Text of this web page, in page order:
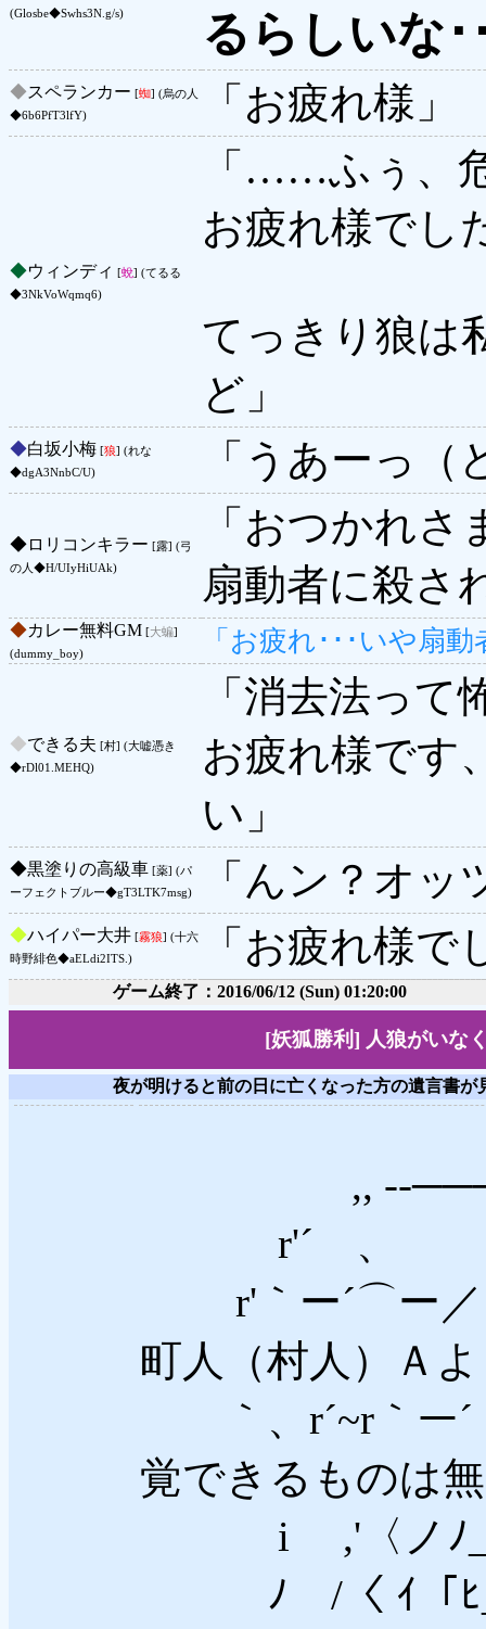
(Glosbe◆Swhs3N.g/s)
るらしいな
◆スペランカー [蜘] (烏の人
◆6b6PfT3lfY)
「お疲れ様」
◆ウィンディ [蛻] (てるる
◆3NkVoWqmq6)
「……ふぅ、
お疲れ様でし
てっきり狼は
ど」
◆白坂小梅 [狼] (れな
◆dgA3NnbC/U)
「うあーっ（
◆ロリコンキラー [露] (弓
の人◆H/UIyHiUAk)
「おつかれさ
扇動者に殺さ
◆カレー無料GM [大蝙]
(dummy_boy)
「お疲れ･･･いや扇
◆できる夫 [村] (大嘘憑き
◆rDl01.MEHQ)
「消去法って
お疲れ様です
い」
◆黒塗りの高級車 [薬] (パ
ーフェクトブルー◆gT3LTK7msg)
「んン？オッ
◆ハイパー大井 [霧狼] (十六
時野緋色◆aELdi2ITS.)
「お疲れ様で
ゲーム終了：2016/06/12 (Sun) 01:20:00
[妖狐勝利] 人狼がいな
夜が明けると前の日に亡くなった方の遺言書が
,, --
r'´ 、 、
r'｀ー´⌒ー
町人（村人）Ａよ
｀、r´~r｀
覚できるものは
i ,'〈ノﾉ_-_ｲ
ﾉ /〈 ｲ「ﾋ